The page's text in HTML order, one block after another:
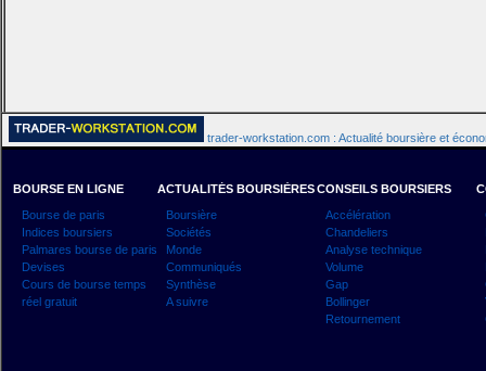
trader-workstation.com : Actualité boursière et
BOURSE EN LIGNE
Bourse de paris
Indices boursiers
Palmares bourse de paris
Devises
Cours de bourse temps
réel gratuit
ACTUALITÉS BOURSIÈRES
Boursière
Sociétés
Monde
Communiqués
Synthèse
A suivre
CONSEILS BOURSIERS
Accélération
Chandeliers
Analyse technique
Volume
Gap
Bollinger
Retournement